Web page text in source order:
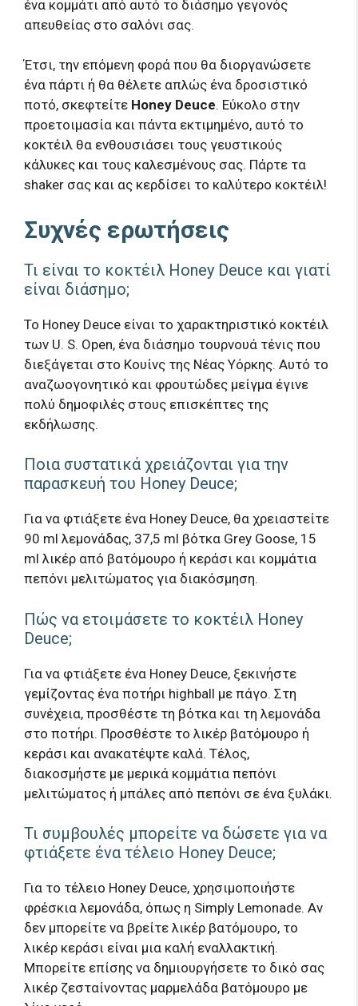
ένα κομμάτι από αυτό το διάσημο γεγονός
απευθείας στο σαλόνι σας.
Έτσι, την επόμενη φορά που θα διοργανώσετε
ένα πάρτι ή θα θέλετε απλώς ένα δροσιστικό
ποτό, σκεφτείτε Honey Deuce. Εύκολο στην
προετοιμασία και πάντα εκτιμημένο, αυτό το
κοκτέιλ θα ενθουσιάσει τους γευστικούς
κάλυκες και τους καλεσμένους σας. Πάρτε τα
shaker σας και ας κερδίσει το καλύτερο κοκτέιλ!
Συχνές ερωτήσεις
Τι είναι το κοκτέιλ Honey Deuce και γιατί
είναι διάσημο;
Το Honey Deuce είναι το χαρακτηριστικό κοκτέιλ
των U. S. Open, ένα διάσημο τουρνουά τένις που
διεξάγεται στο Κουίνς της Νέας Υόρκης. Αυτό το
αναζωογονητικό και φρουτώδες μείγμα έγινε
πολύ δημοφιλές στους επισκέπτες της
εκδήλωσης.
Ποια συστατικά χρειάζονται για την
παρασκευή του Honey Deuce;
Για να φτιάξετε ένα Honey Deuce, θα χρειαστείτε
90 ml λεμονάδας, 37,5 ml βότκα Grey Goose, 15
ml λικέρ από βατόμουρο ή κεράσι και κομμάτια
πεπόνι μελιτώματος για διακόσμηση.
Πώς να ετοιμάσετε το κοκτέιλ Honey
Deuce;
Για να φτιάξετε ένα Honey Deuce, ξεκινήστε
γεμίζοντας ένα ποτήρι highball με πάγο. Στη
συνέχεια, προσθέστε τη βότκα και τη λεμονάδα
στο ποτήρι. Προσθέστε το λικέρ βατόμουρο ή
κεράσι και ανακατέψτε καλά. Τέλος,
διακοσμήστε με μερικά κομμάτια πεπόνι
μελιτώματος ή μπάλες από πεπόνι σε ένα ξυλάκι.
Τι συμβουλές μπορείτε να δώσετε για να
φτιάξετε ένα τέλειο Honey Deuce;
Για το τέλειο Honey Deuce, χρησιμοποιήστε
φρέσκια λεμονάδα, όπως η Simply Lemonade. Αν
δεν μπορείτε να βρείτε λικέρ βατόμουρο, το
λικέρ κεράσι είναι μια καλή εναλλακτική.
Μπορείτε επίσης να δημιουργήσετε το δικό σας
λικέρ ζεσταίνοντας μαρμελάδα βατόμουρο με